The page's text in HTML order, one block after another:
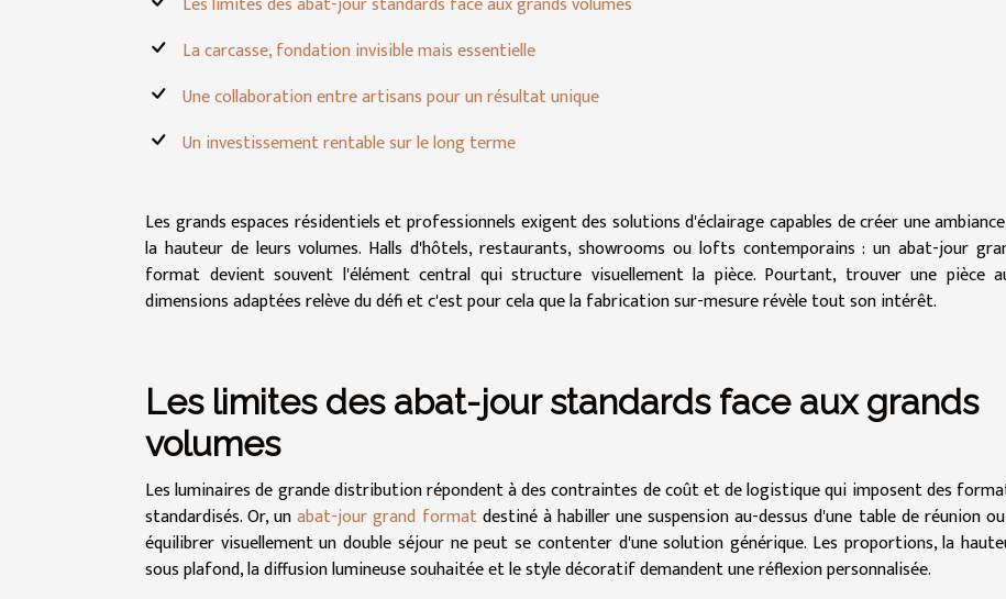
La carcasse, fondation invisible mais essentielle
Une collaboration entre artisans pour un résultat unique
Un investissement rentable sur le long terme
Les grands espaces résidentiels et professionnels exigent des solutions d'éclairage capables de créer une
la hauteur de leurs volumes. Halls d'hôtels, restaurants, showrooms ou lofts contemporains : un abat-jour
format devient souvent l'élément central qui structure visuellement la pièce. Pourtant, trouver une pièce
dimensions adaptées relève du défi et c'est pour cela que la fabrication sur-mesure révèle tout son intérêt.
Les limites des abat-jour standards face aux grands
volumes
Les luminaires de grande distribution répondent à des contraintes de coût et de logistique qui imposent des
standardisés. Or, unabat-jour grand formatdestiné à habiller une suspension au-dessus d'une table de réunion
équilibrer visuellement un double séjour ne peut se contenter d'une solution générique. Les proportions, la
sous plafond, la diffusion lumineuse souhaitée et le style décoratif demandent une réflexion personnalisée.